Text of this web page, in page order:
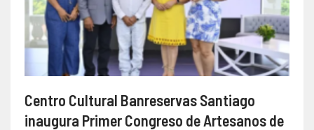
Centro Cultural Banreservas Santiago
inaugura Primer Congreso de Artesanos de